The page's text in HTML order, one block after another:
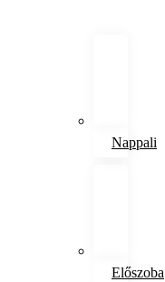
Nappali
Előszoba